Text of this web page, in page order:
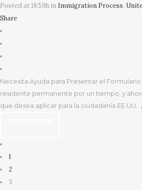
Posted at 18:59h in Immigration Process,
Share
Necesita Ayuda para Presentar el
residente permanente por un tiempo, y
que desea aplicar para la ciudadanía EE.UU..
1
2
3